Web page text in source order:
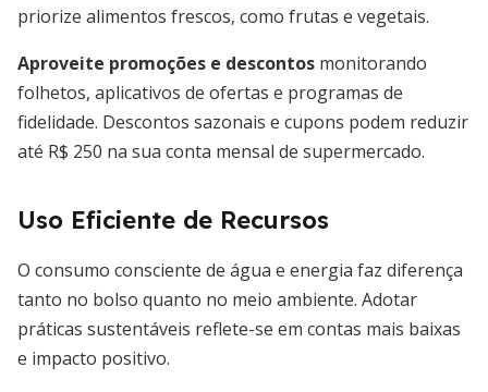
priorize alimentos frescos, como frutas e vegetais.
Aproveite promoções e descontos monitorando
folhetos, aplicativos de ofertas e programas de
fidelidade. Descontos sazonais e cupons podem reduzir
até R$ 250 na sua conta mensal de supermercado.
Uso Eficiente de Recursos
O consumo consciente de água e energia faz diferença
tanto no bolso quanto no meio ambiente. Adotar
práticas sustentáveis reflete-se em contas mais baixas
e impacto positivo.